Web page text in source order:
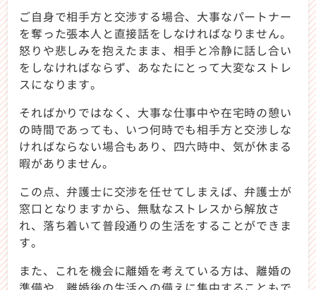
ご自身で相手方と交渉する場合、大事なパートナー
を奪った張本人と直接話をしなければなりません。
怒りや悲しみを抱えたまま、相手と冷静に話し合い
をしなければならず、あなたにとって大変なストレ
スになります。
そればかりではなく、大事な仕事中や在宅時の憩い
の時間であっても、いつ何時でも相手方と交渉しな
ければならない場合もあり、四六時中、気が休まる
暇がありません。
この点、弁護士に交渉を任せてしまえば、弁護士が
窓口となりますから、無駄なストレスから解放さ
れ、落ち着いて普段通りの生活をすることができま
す。
また、これを機会に離婚を考えている方は、離婚の